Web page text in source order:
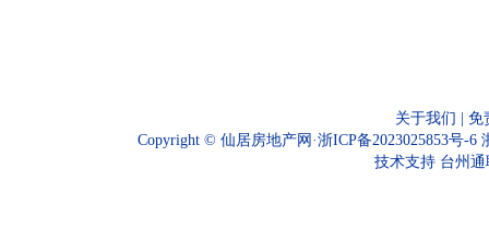
关于我们
免
Copyright © 仙居房地产网·浙ICP备2023025853号-6
技术支持 台州